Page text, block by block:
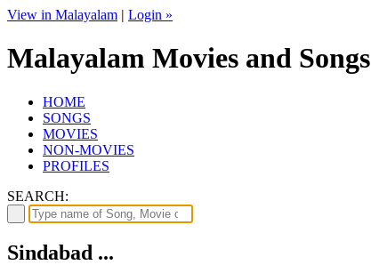
View in Malayalam | Login »
Malayalam Movies and Songs
HOME
SONGS
MOVIES
NON-MOVIES
PROFILES
SEARCH:
Sindabad ...